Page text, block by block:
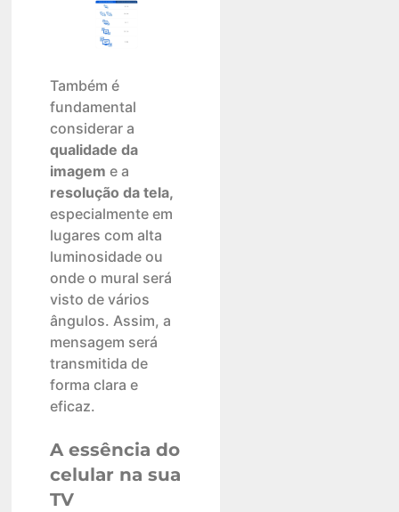
Também é
fundamental
considerar a
qualidade da
imagem e a
resolução da tela,
especialmente em
lugares com alta
luminosidade ou
onde o mural será
visto de vários
ângulos. Assim, a
mensagem será
transmitida de
forma clara e
eficaz.
A essência do
celular na sua
TV